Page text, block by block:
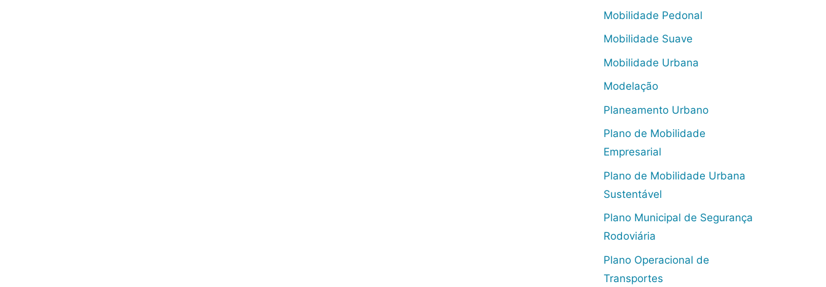
Mobilidade Pedonal
Mobilidade Suave
Mobilidade Urbana
Modelação
Planeamento Urbano
Plano de Mobilidade
Empresarial
Plano de Mobilidade Urbana
Sustentável
Plano Municipal de Segurança
Rodoviária
Plano Operacional de
Transportes